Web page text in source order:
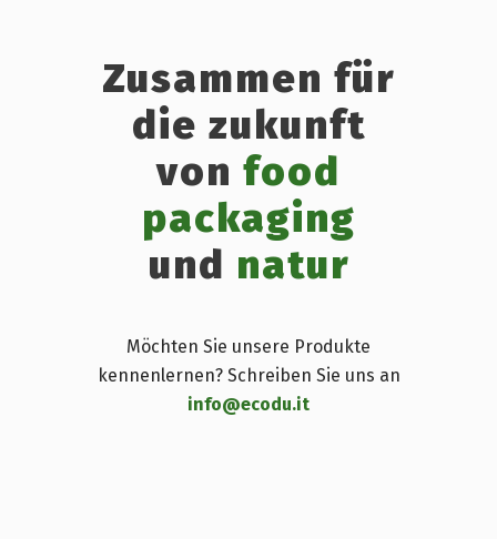
Zusammen für
die zukunft
von food
packaging
und natur
Möchten Sie unsere Produkte
kennenlernen? Schreiben Sie uns an
info@ecodu.it